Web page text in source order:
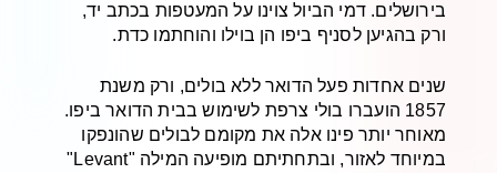
בירושלים. דמי הביול צוינו על המעטפות בכתב יד,
ורק בהגיען לסניף ביפו הן בוילו והוחתמו כדת.
שנים אחדות פעל הדואר ללא בולים, ורק משנת
1857 הועברו בולי צרפת לשימוש בבית הדואר ביפו.
מאוחר יותר פינו אלה את מקומם לבולים שהונפקו
במיוחד לאזור, ובתחתיתם מופיעה המילה "Levant"